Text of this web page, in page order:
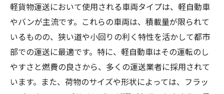
コスト削減と軽貨物の相関性
グローバルビジネスと軽貨物の相互関係
軽貨物が解決する物流課題
サプライチェーンの強化と軽貨物
軽貨物がもたらす環境への影響
軽貨物運送において使用される車両タイプは、軽自動車
やバンが主流です。これらの車両は、積載量が限られて
いるものの、狭い道や小回りの利く特性を活かして都市
部での運送に最適です。特に、軽自動車はその運転のし
やすさと燃費の良さから、多くの運送業者に採用されて
います。また、荷物のサイズや形状によっては、フラッ